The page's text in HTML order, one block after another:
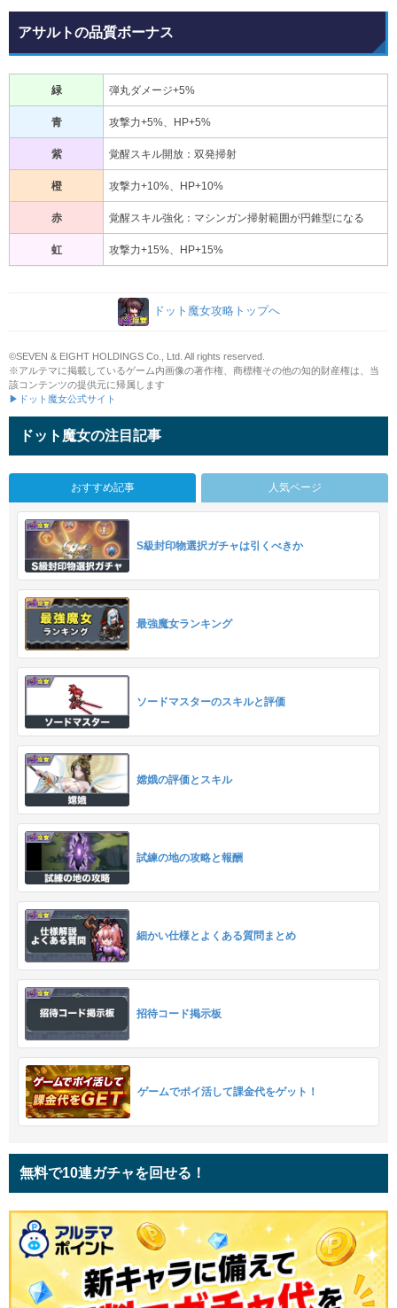
アサルトの品質ボーナス
緑 弾丸ダメージ+5%
青 攻撃力+5%、HP+5%
紫 覚醒スキル開放：双発掃射
橙 攻撃力+10%、HP+10%
赤 覚醒スキル強化：マシンガン掃射範囲が円錐型になる
虹 攻撃力+15%、HP+15%
ドット魔女攻略トップへ
©SEVEN & EIGHT HOLDINGS Co., Ltd. All rights reserved.
※アルテマに掲載しているゲーム内画像の著作権、商標権その他の知的財産権は、当
該コンテンツの提供元に帰属します
▶ドット魔女公式サイト
ドット魔女の注目記事
おすすめ記事 人気ページ
S級封印物選択ガチャは引くべきか
最強魔女ランキング
ソードマスターのスキルと評価
嫦娥の評価とスキル
試練の地の攻略と報酬
細かい仕様とよくある質問まとめ
招待コード掲示板
ゲームでポイ活して課金代をゲット！
無料で10連ガチャを回せる！